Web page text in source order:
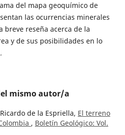
del mapa geoquímico de
las ocurrencias minerales
breve reseña acerca de la
y de sus posibilidades en lo
mismo autor/a
de la Espriella, El terreno
, Boletín Geológico: Vol.